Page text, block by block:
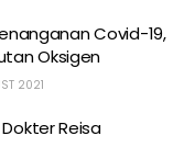
Covid-19,
Oksigen
2021
Reisa